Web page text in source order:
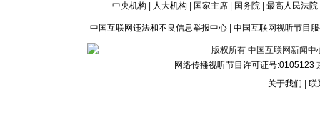
中央机构 人大机构 国家主席 国务院 最高人民法院
中国互联网违法和不良信息举报中心 中国互联网视听节目
版权所有 中国互联网新闻
网络传播视听节目许可证号:0105123
关于我们
联